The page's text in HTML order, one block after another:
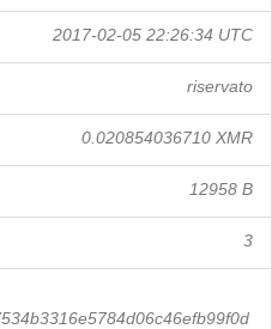
2017-02-05 22:26:34 UTC
riservato
0.020854036710 XMR
12958 B
3